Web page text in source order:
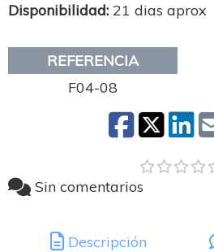
Disponibilidad: 21 dias aprox
REFERENCIA
F04-08
Sin comentarios
Descripción